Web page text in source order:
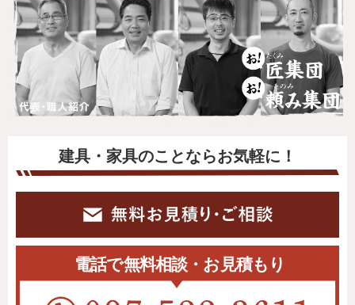
建具・家具のことならお気軽に！